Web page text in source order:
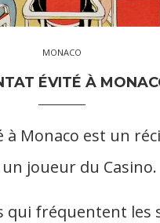
MONACO
ÉVITÉ À
Monaco est un
joueur du Casino.
qui fréquentent les